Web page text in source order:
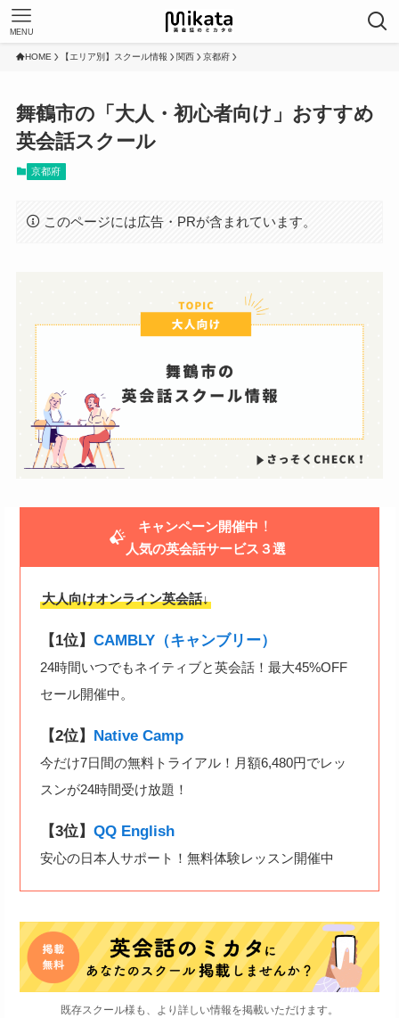
MENU
HOME 【エリア別】スクール情報 関西 京都府
舞鶴市の「大人・初心者向け」おすすめ
英会話スクール
京都府
このページには広告・PRが含まれています。
キャンペーン開催中 ！
人気の英会話サービス３選
大人向けオンライン英会話↓
【1位】 CAMBLY（キャンブリー）
24時間いつでもネイティブと英会話！最大45%OFF
セール開催中。
【2位】 Native Camp
今だけ7日間の無料トライアル！月額6,480円でレッ
スンが24時間受け放題！
【3位】 QQ English
安心の日本人サポート！無料体験レッスン開催中
既存スクール様も、より詳しい情報を掲載いただけます。